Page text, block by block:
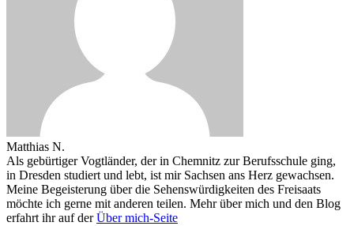
Matthias N.
Als gebürtiger Vogtländer, der in Chemnitz zur Berufsschule ging,
in Dresden studiert und lebt, ist mir Sachsen ans Herz gewachsen.
Meine Begeisterung über die Sehenswürdigkeiten des Freisaats
möchte ich gerne mit anderen teilen. Mehr über mich und den Blog
erfahrt ihr auf derÜber mich-Seite